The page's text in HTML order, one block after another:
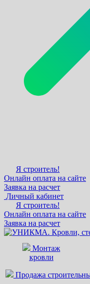
Я строитель!
Онлайн оплата на сайте
Заявка на расчет
Личный кабинет
Я строитель!
Онлайн оплата на сайте
Заявка на расчет
Монтаж
кровли
Продажа